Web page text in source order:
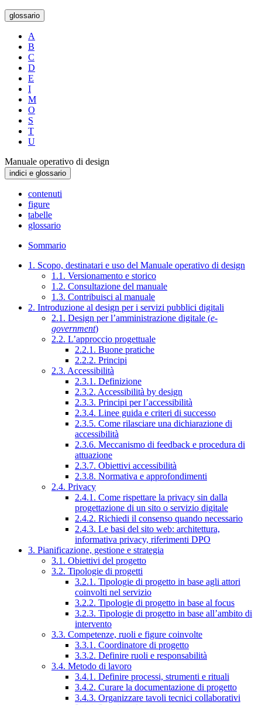
glossario
A
B
C
D
E
I
M
O
S
T
U
Manuale operativo di design
indici e glossario
contenuti
figure
tabelle
glossario
Sommario
1. Scopo, destinatari e uso del Manuale operativo di design
1.1. Versionamento e storico
1.2. Consultazione del manuale
1.3. Contribuisci al manuale
2. Introduzione al design per i servizi pubblici digitali
2.1. Design per l’amministrazione digitale (e-
government)
2.2. L’approccio progettuale
2.2.1. Buone pratiche
2.2.2. Principi
2.3. Accessibilità
2.3.1. Definizione
2.3.2. Accessibilità by design
2.3.3. Principi per l’accessibilità
2.3.4. Linee guida e criteri di successo
2.3.5. Come rilasciare una dichiarazione di
accessibilità
2.3.6. Meccanismo di feedback e procedura di
attuazione
2.3.7. Obiettivi accessibilità
2.3.8. Normativa e approfondimenti
2.4. Privacy
2.4.1. Come rispettare la privacy sin dalla
progettazione di un sito o servizio digitale
2.4.2. Richiedi il consenso quando necessario
2.4.3. Le basi del sito web: architettura,
informativa privacy, riferimenti DPO
3. Pianificazione, gestione e strategia
3.1. Obiettivi del progetto
3.2. Tipologie di progetti
3.2.1. Tipologie di progetto in base agli attori
coinvolti nel servizio
3.2.2. Tipologie di progetto in base al focus
3.2.3. Tipologie di progetto in base all’ambito di
intervento
3.3. Competenze, ruoli e figure coinvolte
3.3.1. Coordinatore di progetto
3.3.2. Definire ruoli e responsabilità
3.4. Metodo di lavoro
3.4.1. Definire processi, strumenti e rituali
3.4.2. Curare la documentazione di progetto
3.4.3. Organizzare tavoli tecnici collaborativi